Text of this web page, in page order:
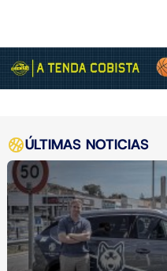
ÚLTIMAS NOTICIAS